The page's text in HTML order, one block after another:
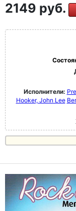
2149 руб.
Исполнители:
Hooker, John Lee